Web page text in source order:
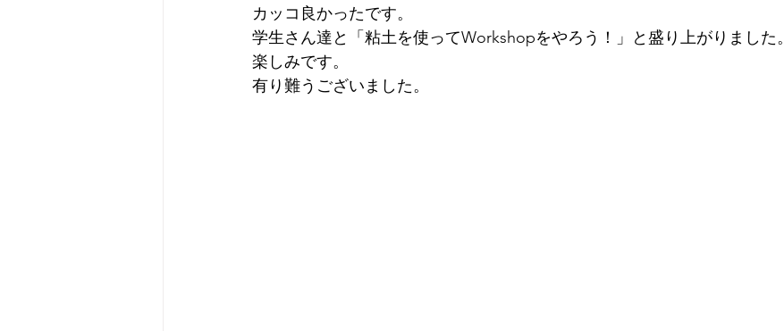
カッコ良かったです。
学生さん達と「粘土を使ってWorkshopをやろう！」と盛り上がりました。
楽しみです。
有り難うございました。